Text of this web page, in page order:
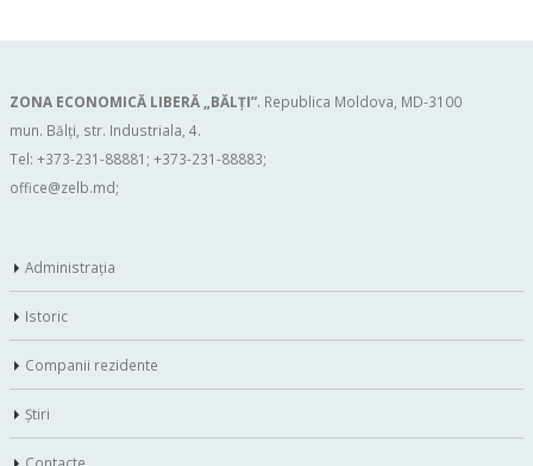
ZONA ECONOMICĂ LIBERĂ „BĂLŢI”. Republica Moldova, MD-3100
mun. Bălți, str. Industriala, 4.
Tel: +373-231-88881; +373-231-88883;
office@zelb.md;
Administraţia
Istoric
Companii rezidente
Ştiri